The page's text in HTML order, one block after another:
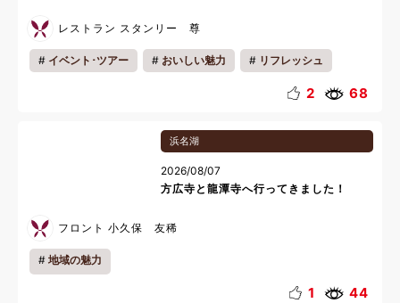
レストラン スタンリー 尊
イベント･ツアー おいしい魅力 リフレッシュ
2 68
浜名湖
2026/08/07
方広寺と龍潭寺へ行ってきました！
フロント 小久保 友稀
地域の魅力
1 44